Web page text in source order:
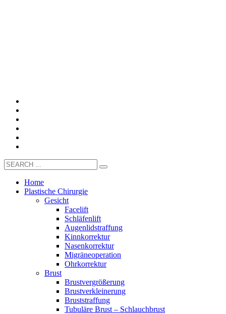
Home
Plastische Chirurgie
Gesicht
Facelift
Schläfenlift
Augenlidstraffung
Kinnkorrektur
Nasenkorrektur
Migräneoperation
Ohrkorrektur
Brust
Brustvergrößerung
Brustverkleinerung
Bruststraffung
Tubuläre Brust – Schlauchbrust